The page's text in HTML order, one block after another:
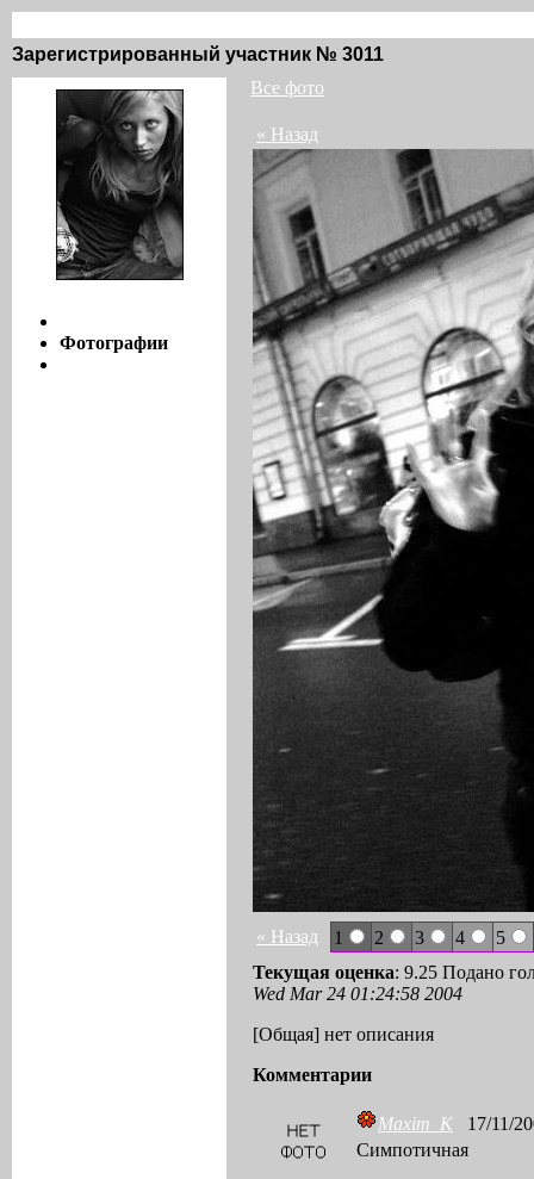
Зарегистрированный участник № 3011
Фотографии
Все фото
« Назад
« Назад 1 2 3 4
5
Текущая оценка: 9.25 Подано
Wed Mar 24 01:24:58 2004
[Общая] нет описания
Комментарии
Maxim_K 17/11/
Симпотичная